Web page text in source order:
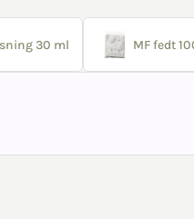
30 ml MF fedt